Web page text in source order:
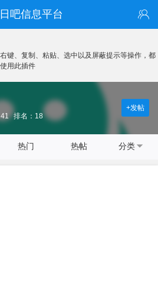
吧信息平台
键、复制、粘贴、选中以及屏蔽提示等操作，都
用此插件
排名：18
+发帖
热门 热帖 分类